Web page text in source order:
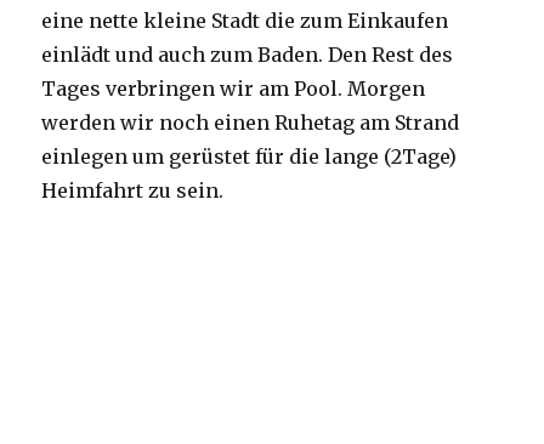
eine nette kleine Stadt die zum Einkaufen
einlädt und auch zum Baden. Den Rest des
Tages verbringen wir am Pool. Morgen
werden wir noch einen Ruhetag am Strand
einlegen um gerüstet für die lange (2Tage)
Heimfahrt zu sein.